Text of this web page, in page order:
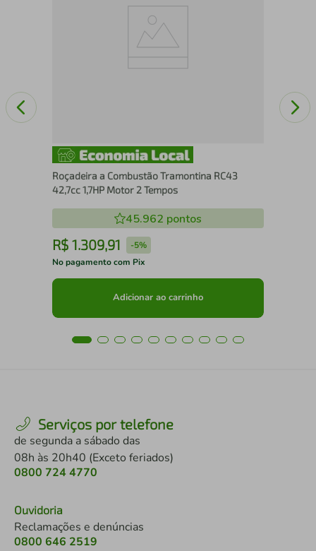
Roçadeira a Combustão Tramontina RC43
42,7cc 1,7HP Motor 2 Tempos
45.962 pontos
R$ 1.309,91 -5%
No pagamento com Pix
Adicionar ao carrinho
Serviços por telefone
de segunda a sábado das
08h às 20h40 (Exceto feriados)
0800 724 4770
Ouvidoria
Reclamações e denúncias
0800 646 2519